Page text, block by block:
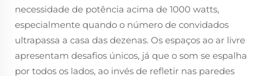
necessidade de potência acima de 1000 watts,
especialmente quando o número de convidados
ultrapassa a casa das dezenas. Os espaços ao ar livre
apresentam desafios únicos, já que o som se espalha
por todos os lados, ao invés de refletir nas paredes